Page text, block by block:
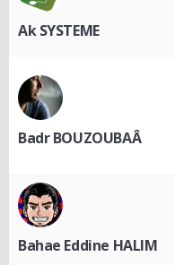
Ak SYSTEME
Badr BOUZOUBAÂ
Bahae Eddine HALIM